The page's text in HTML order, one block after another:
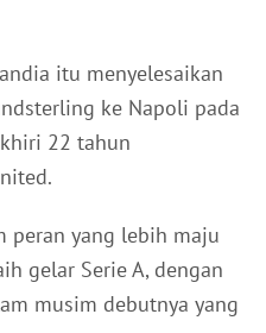
itu menyelesaikan
ke Napoli pada
22 tahun
peran yang lebih maju
gelar Serie A, dengan
musim debutnya yang